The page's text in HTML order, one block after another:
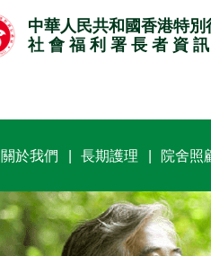
中華人民共和國香港特別
社 會 福 利 署 長 者 資 訊
關於我們 長期護理 院舍照